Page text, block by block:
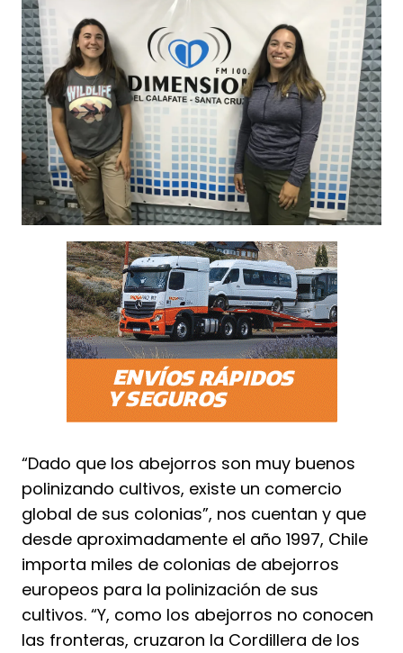
“Dado que los abejorros son muy buenos
polinizando cultivos, existe un comercio
global de sus colonias”, nos cuentan y que
desde aproximadamente el año 1997, Chile
importa miles de colonias de abejorros
europeos para la polinización de sus
cultivos. “Y, como los abejorros no conocen
las fronteras, cruzaron la Cordillera de los